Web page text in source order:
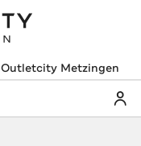
Outletcity Metzingen